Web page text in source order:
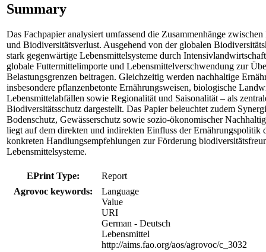
Summary
Das Fachpapier analysiert umfassend die Zusammenhänge
und Biodiversitätsverlust. Ausgehend von der globalen
stark gegenwärtige Lebensmittelsysteme durch
globale Futtermittelimporte und Lebensmittelverschwendung zur
Belastungsgrenzen beitragen. Gleichzeitig werden nachhaltige
insbesondere pflanzenbetonte Ernährungsweisen, biologische
Lebensmittelabfällen sowie Regionalität und Saisonalität – als
Biodiversitätsschutz dargestellt. Das Papier beleuchtet zudem
Bodenschutz, Gewässerschutz sowie sozio-ökonomischer
liegt auf dem direkten und indirekten Einfluss der Ernährungspolitik
konkreten Handlungsempfehlungen zur Förderung
Lebensmittelsysteme.
EPrint Type:
Report
Agrovoc keywords:
Language
Value
URI
German - Deutsch
Lebensmittel
http://aims.fao.org/aos/agrovoc/c_3032